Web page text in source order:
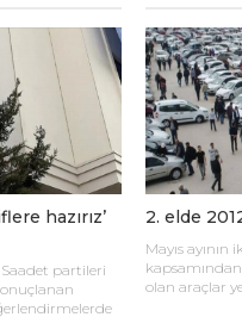
gelen Seger,
korna veriyor.
hazırız’
Saadet partileri
2. elde
Mayıs
olan araçlar